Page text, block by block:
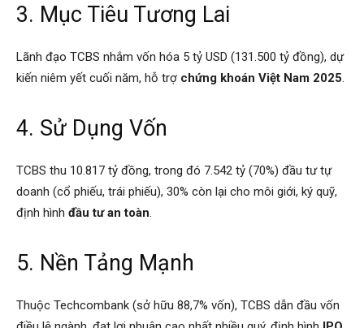
3. Mục Tiêu Tương Lai
Lãnh đạo TCBS nhắm vốn hóa 5 tỷ USD (131.500 tỷ đồng), dự
kiến niêm yết cuối năm, hỗ trợ chứng khoán Việt Nam 2025
4. Sử Dụng Vốn
TCBS thu 10.817 tỷ đồng, trong đó 7.542 tỷ (70%) đầu tư tự
doanh (cổ phiếu, trái phiếu), 30% còn lại cho môi giới, ký quỹ,
định hình đầu tư an toàn
5. Nền Tảng Mạnh
Thuộc Techcombank (sở hữu 88,7% vốn), TCBS dẫn đầu vốn